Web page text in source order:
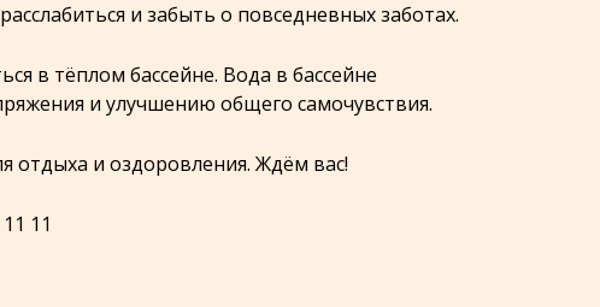
и забыть о повседневных заботах.
в тёплом бассейне. Вода в бассейне
и улучшению общего самочувствия.
отдыха и оздоровления. Ждём вас!
11